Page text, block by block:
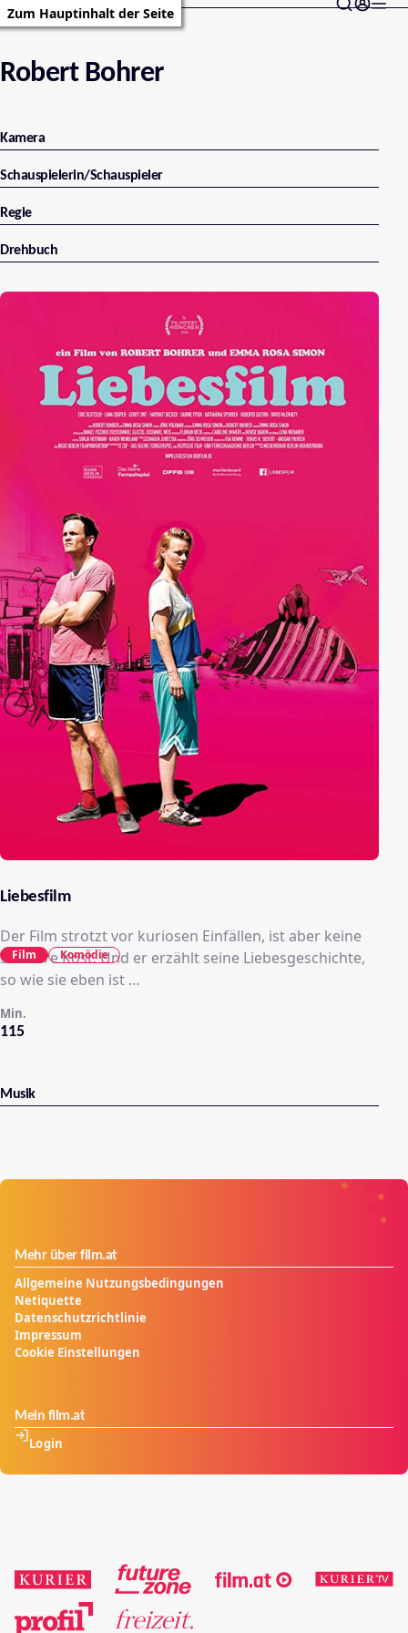
Zum Hauptinhalt der Seite
Robert Bohrer
Kamera
Schauspielerin/Schauspieler
Regie
Drehbuch
Liebesfilm
Der Film strotzt vor kuriosen Einfällen, ist aber keine
schwere Kost. Und er erzählt seine Liebesgeschichte,
so wie sie eben ist …
115
Min.
Film Komödie
Musik
Mehr über film.at
Allgemeine Nutzungsbedingungen
Netiquette
Datenschutzrichtlinie
Impressum
Cookie Einstellungen
Mein film.at
Login